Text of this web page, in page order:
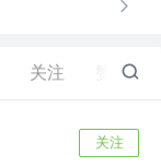
关注 7
关注